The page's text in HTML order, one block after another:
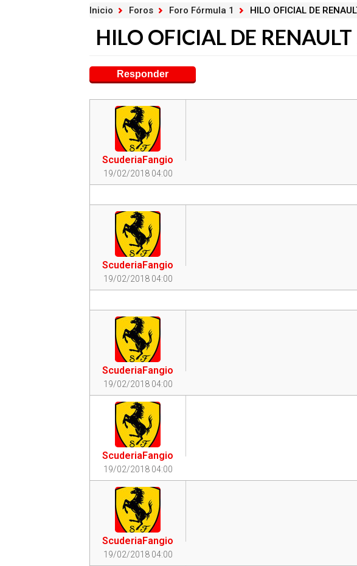
Inicio Foros Foro Fórmula 1 HILO OFICIAL DE
HILO OFICIAL DE
Responder
ScuderiaFangio
19/02/2018 04:00
ScuderiaFangio
19/02/2018 04:00
ScuderiaFangio
19/02/2018 04:00
ScuderiaFangio
19/02/2018 04:00
ScuderiaFangio
19/02/2018 04:00